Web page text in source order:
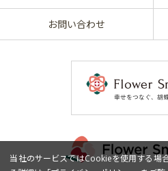
お問い合わせ
当社のサービスではCookieを使用する場